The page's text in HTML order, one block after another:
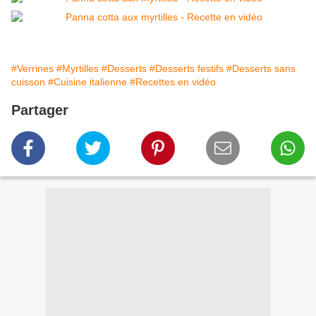
#Verrines #Myrtilles #Desserts #Desserts festifs #Desserts sans
cuisson #Cuisine italienne #Recettes en vidéo
Partager